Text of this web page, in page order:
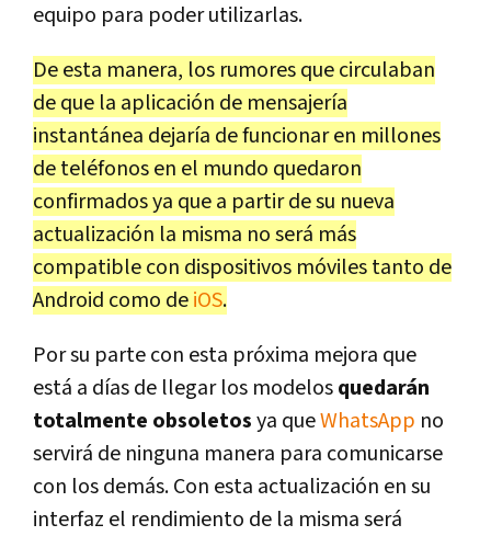
equipo para poder utilizarlas.
De esta manera, los rumores que circulaban
de que la aplicación de mensajería
instantánea dejaría de funcionar en millones
de teléfonos en el mundo quedaron
confirmados ya que a partir de su nueva
actualización la misma no será más
compatible con dispositivos móviles tanto de
Android como deiOS.
Por su parte con esta próxima mejora que
está a días de llegar los modelosquedarán
totalmente obsoletosya queWhatsApp no
servirá de ninguna manera para comunicarse
con los demás. Con esta actualización en su
interfaz el rendimiento de la misma será